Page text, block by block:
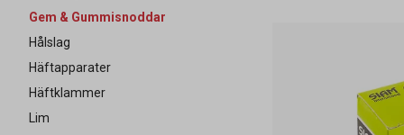
Gem & Gummisnoddar
Hålslag
Häftapparater
Häftklammer
Lim